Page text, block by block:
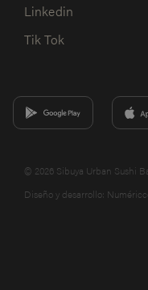
Linkedin
Tik Tok
© 2026 Sibuya Urban Sushi
Diseño y desarrollo: